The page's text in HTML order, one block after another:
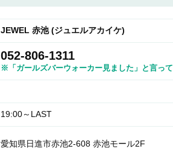
JEWEL 赤池 (ジュエルアカイケ)
052-806-1311
※「ガールズバーウォーカー見ました」と言って
19:00～LAST
愛知県日進市赤池2-608 赤池モール2F